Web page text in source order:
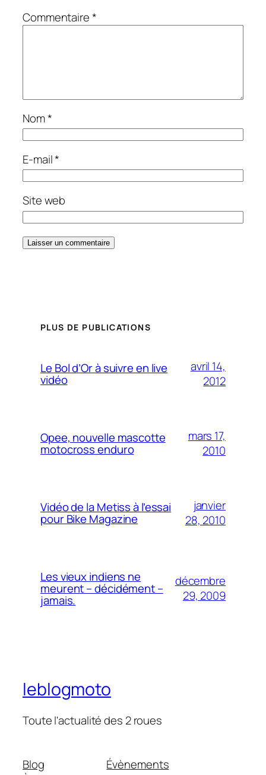
Commentaire*
Nom*
E-mail*
Site web
PLUS DE PUBLICATIONS
Le Bol d’Or à suivre en live
vidéo
avril 14,
2012
Opee, nouvelle mascotte
motocross enduro
mars 17,
2010
Vidéo de la Metiss à l’essai
pour Bike Magazine
janvier
28, 2010
Les vieux indiens ne
meurent – décidément –
jamais.
décembre
29, 2009
leblogmoto
Toute l'actualité des 2 roues
Blog
Évènements